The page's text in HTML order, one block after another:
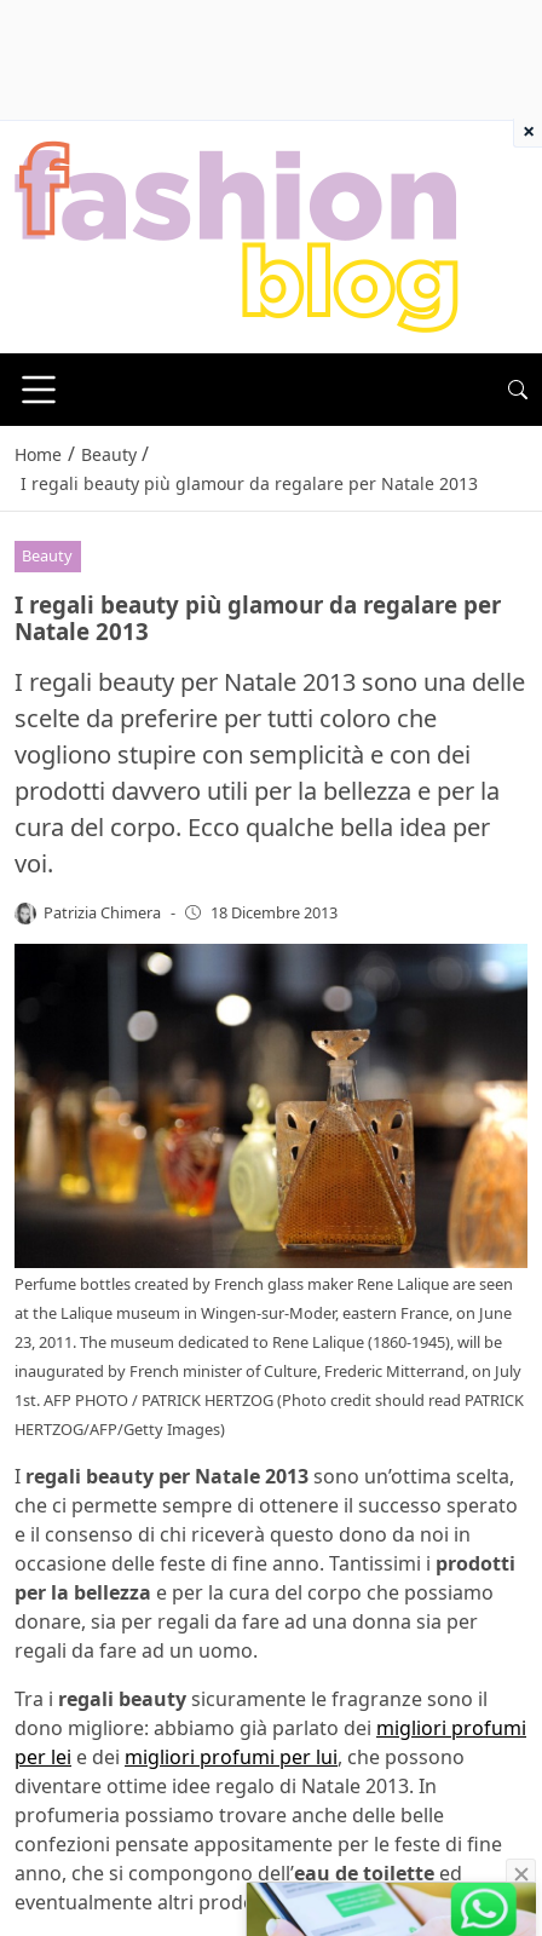
Home / Beauty /
I regali beauty più glamour da regalare per Natale 2013
Beauty
I regali beauty più glamour da regalare per
Natale 2013
I regali beauty per Natale 2013 sono una delle
scelte da preferire per tutti coloro che
vogliono stupire con semplicità e con dei
prodotti davvero utili per la bellezza e per la
cura del corpo. Ecco qualche bella idea per
voi.
Patrizia Chimera - 18 Dicembre 2013
Perfume bottles created by French glass maker Rene Lalique are seen
at the Lalique museum in Wingen-sur-Moder, eastern France, on June
23, 2011. The museum dedicated to Rene Lalique (1860-1945), will be
inaugurated by French minister of Culture, Frederic Mitterrand, on July
1st. AFP PHOTO / PATRICK HERTZOG (Photo credit should read PATRICK
HERTZOG/AFP/Getty Images)
I regali beauty per Natale 2013sono un’ottima scelta,
che ci permette sempre di ottenere il successo sperato
e il consenso di chi riceverà questo dono da noi in
occasione delle feste di fine anno. Tantissimi i prodotti
per la bellezza e per la cura del corpo che possiamo
donare, sia per regali da fare ad una donna sia per
regali da fare ad un uomo.
Tra i regali beautysicuramente le fragranze sono il
dono migliore: abbiamo già parlato dei migliori profumi
per lei e dei migliori profumi per lui, che possono
diventare ottime idee regalo di Natale 2013. In
profumeria possiamo trovare anche delle belle
confezioni pensate appositamente per le feste di fine
anno, che si compongono dell’eau de toilette ed
eventualmente altri prodotti della stessa linea.
×